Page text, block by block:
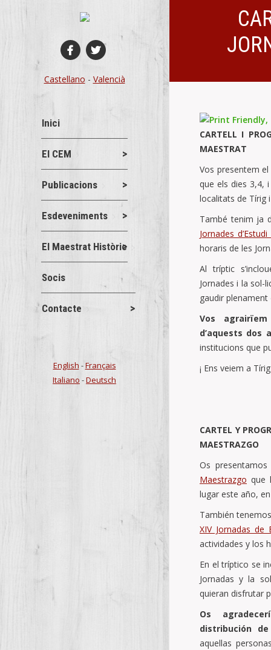
Castellano - Valencià
Inici
El CEM
Publicacions
Esdeveniments
El Maestrat Històric
Socis
Contacte
English -Français
Italiano -Deutsch
CARTELL I
MAESTRAT
Vos presentem el
que els dies 3,4,
localitats de Tírig
També tenim ja
Jornades
horaris de les
Al tríptic
Jornades i la sol-
gaudir plenament
Vos
d’aquests dos
institucions que
¡ Ens veiem a
CARTEL Y
MAESTRAZGO
Os
Maestrazgo que
lugar este año,
También
XIV Jornadas de
actividades y los
En el tríptico se
Jornadas y la
quieran disfrutar
Os
distribución
aquellas